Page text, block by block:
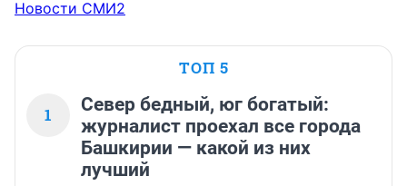
Новости СМИ2
ТОП 5
1
Север бедный, юг богатый:
журналист проехал все города
Башкирии — какой из них
лучший